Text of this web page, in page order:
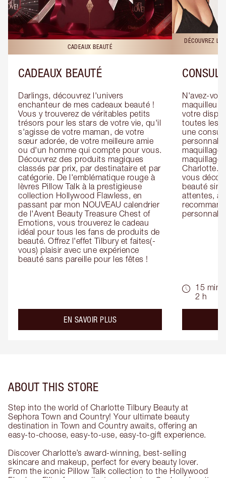
CADEAUX BEAUTÉ
CADEAUX BEAUTÉ
Darlings, découvrez l'univers
enchanteur de mes cadeaux beauté !
Vous y trouverez de véritables petits
trésors pour les stars de votre vie, qu'il
s'agisse de votre maman, de votre
sœur adorée, de votre meilleure amie
ou d'un homme qui compte pour vous.
Découvrez des produits magiques
classés par prix, par destinataire et par
catégorie. De l'emblématique rouge à
lèvres Pillow Talk à la prestigieuse
collection Hollywood Flawless, en
passant par mon NOUVEAU calendrier
de l'Avent Beauty Treasure Chest of
Emotions, vous trouverez le cadeau
idéal pour tous les fans de produits de
beauté. Offrez l'effet Tilbury et faites(-
vous) plaisir avec une expérience
beauté sans pareille pour les fêtes !
EN SAVOIR PLUSabout the
DÉCOUVREZ
N'avez-
maquilleur
votre
toutes les
une
maquillage
maquillage
Charlotte.
vous
beauté
attentes,
15 min -
2 h
ABOUT THIS STORE
Step into the world of Charlotte Tilbury Beauty at
Sephora Town and Country! Your ultimate beauty
destination in Town and Country awaits, offering an
easy-to-choose, easy-to-use, easy-to-gift experience.
Discover Charlotte’s award-winning, best-selling
skincare and makeup, perfect for every beauty lover.
From the iconic Pillow Talk collection to the Hollywood